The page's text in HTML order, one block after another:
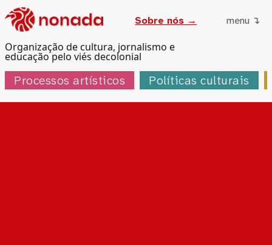
Organização de cultura, jornalismo e
educação pelo viés decolonial
Sobre nós → menu ↴
Processos artísticos Políticas culturais